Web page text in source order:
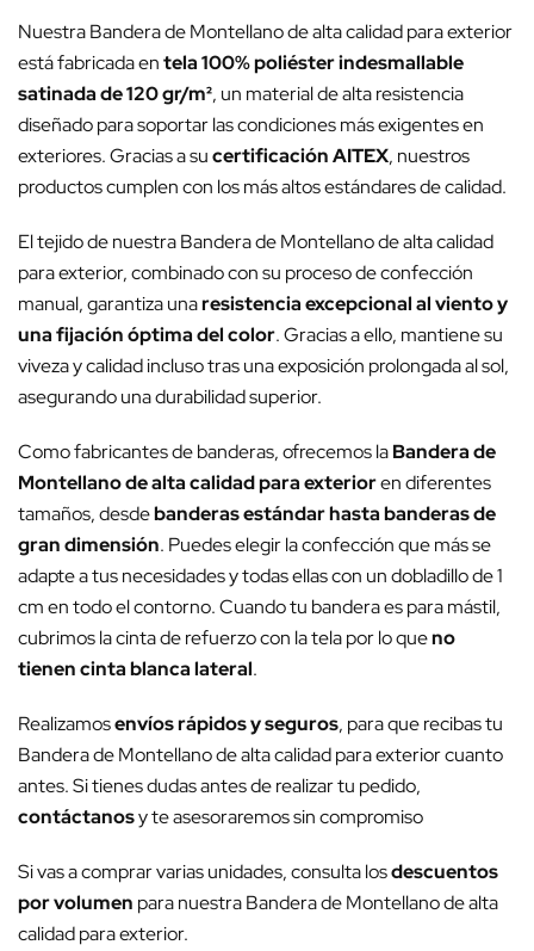
Nuestra Bandera de Montellano de alta calidad para exterior
está fabricada entela 100% poliéster indesmallable
satinada de 120 gr/m², un material de alta resistencia
diseñado para soportar las condiciones más exigentes en
exteriores. Gracias a sucertificación AITEX, nuestros
productos cumplen con los más altos estándares de calidad.
El tejido de nuestra Bandera de Montellano de alta calidad
para exterior, combinado con su proceso de confección
manual, garantiza unaresistencia excepcional al viento y
una fijación óptima del color. Gracias a ello, mantiene su
viveza y calidad incluso tras una exposición prolongada al sol,
asegurando una durabilidad superior.
Como fabricantes de banderas, ofrecemos laBandera de
Montellano de alta calidad para exterioren diferentes
tamaños, desdebanderas estándar hasta banderas de
gran dimensión. Puedes elegir la confección que más se
adapte a tus necesidades y todas ellas con un dobladillo de 1
cm en todo el contorno. Cuando tu bandera es para mástil,
cubrimos la cinta de refuerzo con la tela por lo queno
tienen cinta blanca lateral.
Realizamosenvíos rápidos y seguros, para que recibas tu
Bandera de Montellano de alta calidad para exterior cuanto
antes. Si tienes dudas antes de realizar tu pedido,
contáctanosy te asesoraremos sin compromiso
Si vas a comprar varias unidades, consulta losdescuentos
por volumen para nuestra Bandera de Montellano de alta
calidad para exterior.